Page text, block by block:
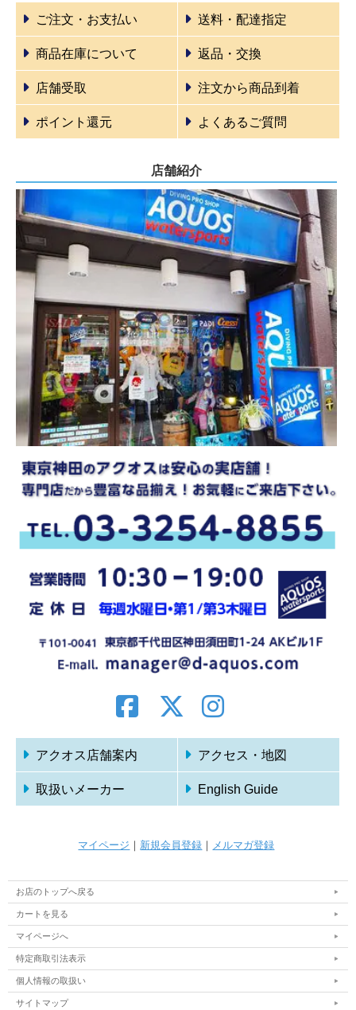
ご注文・お支払い 送料・配達指定
商品在庫について 返品・交換
店舗受取 注文から商品到着
ポイント還元 よくあるご質問
店舗紹介
アクオス店舗案内 アクセス・地図
取扱いメーカー English Guide
マイページ ｜ 新規会員登録 ｜ メルマガ登録
お店のトップへ戻る
カートを見る
マイページへ
特定商取引法表示
個人情報の取扱い
サイトマップ